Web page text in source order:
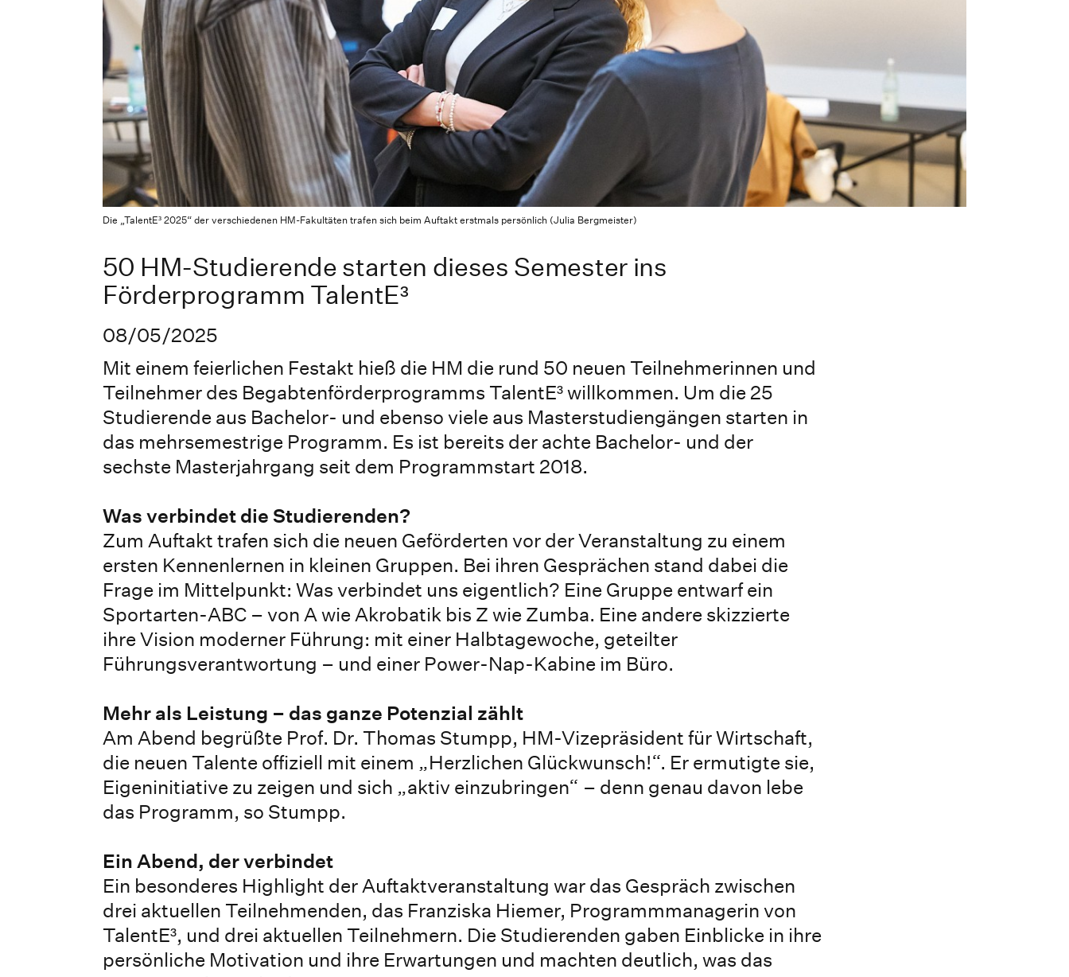
Die „TalentE³ 2025“ der verschiedenen HM-Fakultäten trafen sich beim Auftakt erstmals persönlich (Julia Bergmeister)
50 HM-Studierende starten dieses Semester ins
Förderprogramm TalentE³
08/05/2025
Mit einem feierlichen Festakt hieß die HM die rund 50 neuen Teilnehmerinnen und
Teilnehmer des Begabtenförderprogramms TalentE³ willkommen. Um die 25
Studierende aus Bachelor- und ebenso viele aus Masterstudiengängen starten in
das mehrsemestrige Programm. Es ist bereits der achte Bachelor- und der
sechste Masterjahrgang seit dem Programmstart 2018.
Was verbindet die Studierenden?
Zum Auftakt trafen sich die neuen Geförderten vor der Veranstaltung zu einem
ersten Kennenlernen in kleinen Gruppen. Bei ihren Gesprächen stand dabei die
Frage im Mittelpunkt: Was verbindet uns eigentlich? Eine Gruppe entwarf ein
Sportarten-ABC – von A wie Akrobatik bis Z wie Zumba. Eine andere skizzierte
ihre Vision moderner Führung: mit einer Halbtagewoche, geteilter
Führungsverantwortung – und einer Power-Nap-Kabine im Büro.
Mehr als Leistung – das ganze Potenzial zählt
Am Abend begrüßte Prof. Dr. Thomas Stumpp, HM-Vizepräsident für Wirtschaft,
die neuen Talente offiziell mit einem „Herzlichen Glückwunsch!“. Er ermutigte sie,
Eigeninitiative zu zeigen und sich „aktiv einzubringen“ – denn genau davon lebe
das Programm, so Stumpp.
Ein Abend, der verbindet
Ein besonderes Highlight der Auftaktveranstaltung war das Gespräch zwischen
drei aktuellen Teilnehmenden, das Franziska Hiemer, Programmmanagerin von
TalentE³, und drei aktuellen Teilnehmern. Die Studierenden gaben Einblicke in ihre
persönliche Motivation und ihre Erwartungen und machten deutlich, was das